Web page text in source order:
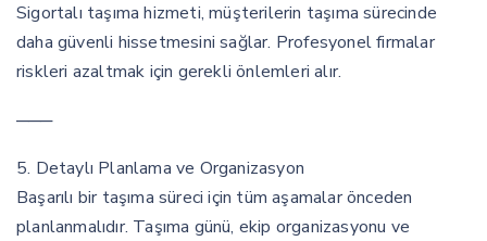
Sigortalı taşıma hizmeti, müşterilerin taşıma sürecinde
daha güvenli hissetmesini sağlar. Profesyonel firmalar
riskleri azaltmak için gerekli önlemleri alır.
───
5. Detaylı Planlama ve Organizasyon
Başarılı bir taşıma süreci için tüm aşamalar önceden
planlanmalıdır. Taşıma günü, ekip organizasyonu ve